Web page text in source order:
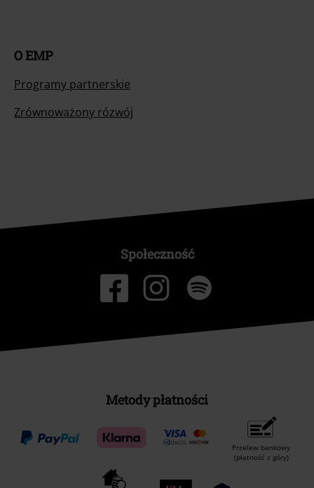
O EMP
Programy partnerskie
Zrównoważony rózwój
Społeczność
Metody płatności
Przelew bankowy
(płatność z góry)